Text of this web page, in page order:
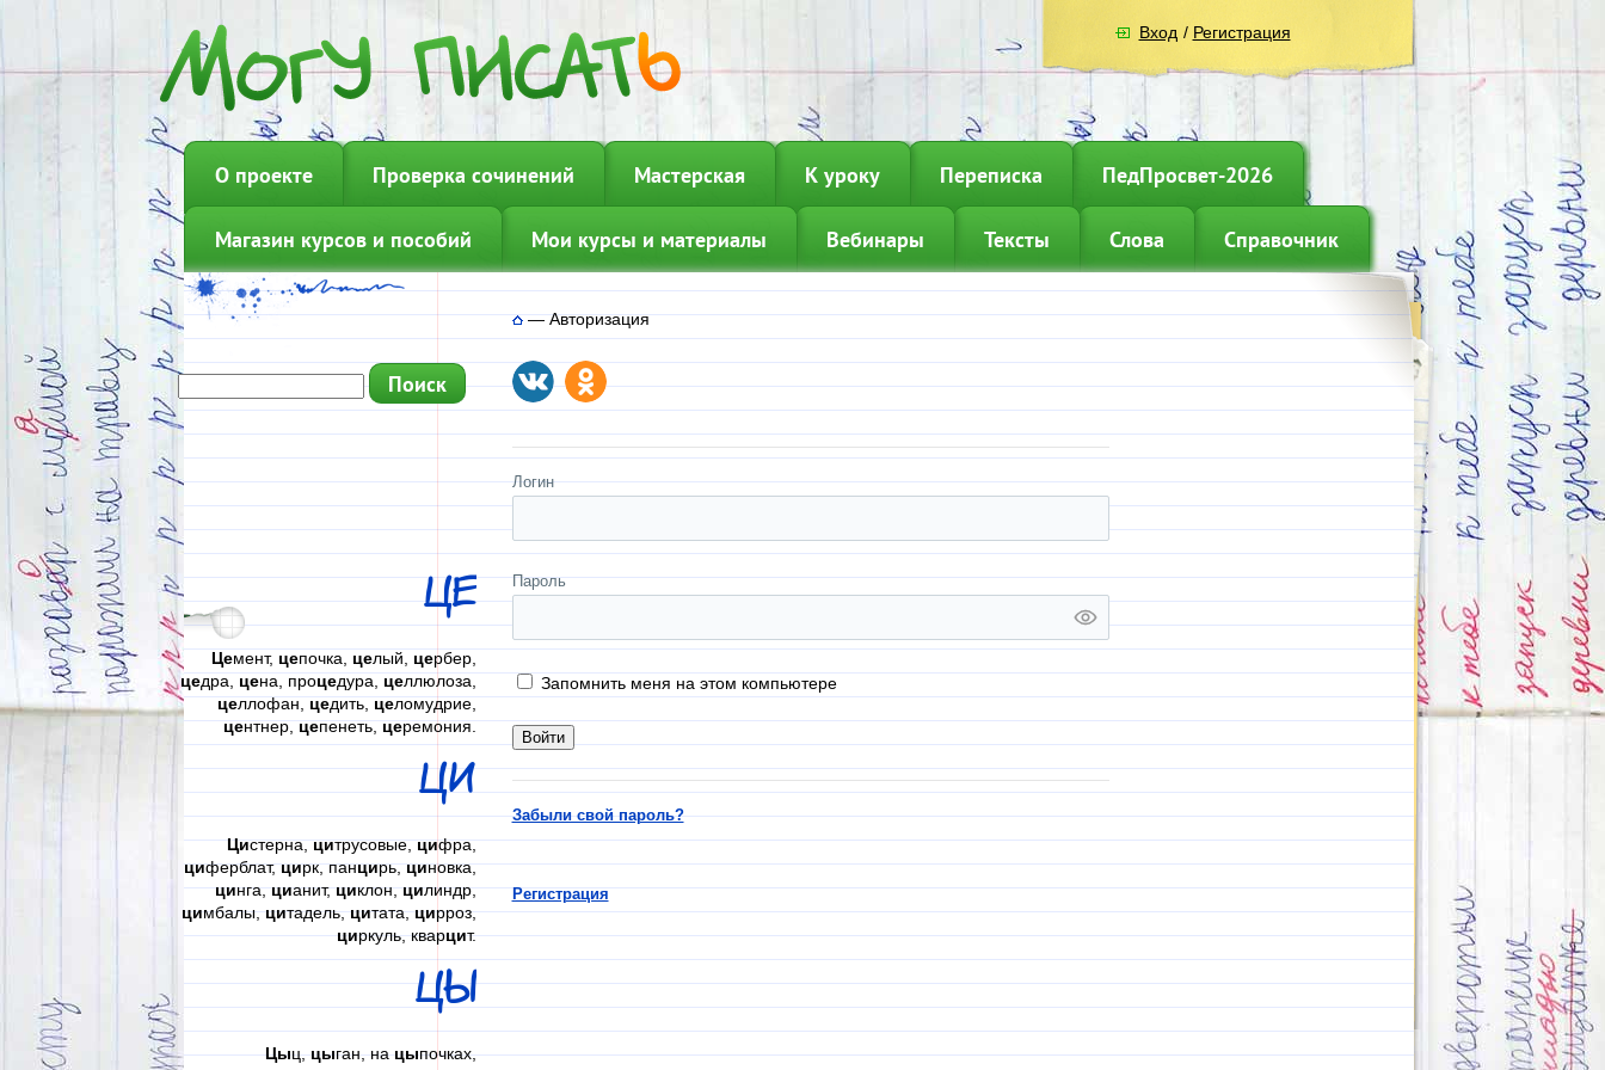
Вход / Регистрация
О проекте Проверка сочинений Мастерская К уроку Переписка ПедПросвет-2026
Магазин курсов и пособий Мои курсы и материалы Вебинары Тексты Слова Справочник
ЦЕ
Цемент, цепочка, целый, цербер,
цедра, цена, процедура, целлюлоза,
целлофан,цедить,целомудрие,
центнер,цепенеть,церемония.
ЦИ
Цистерна,цитрусовые,цифра,
циферблат,цирк, панцирь,циновка,
цинга,цианит,циклон,цилиндр,
цимбалы,цитадель,цитата,цирроз,
циркуль, кварцит.
ЦЫ
Цыц,цыган, нацыпочках,
—Авторизация
Логин
Пароль
Запомнить меня на этом компьютере
Забыли свой пароль?
Регистрация